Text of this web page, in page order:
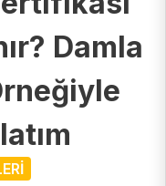
Damla